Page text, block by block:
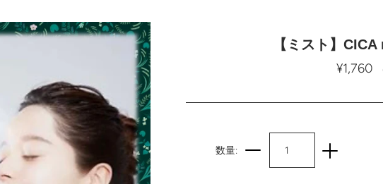
【ミスト】
¥1,760
数量: